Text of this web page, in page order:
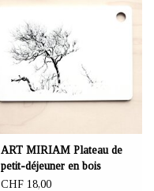
ART MIRIAM Plateau de
petit-déjeuner en bois
"Tunturikoivu"
CHF 18,00